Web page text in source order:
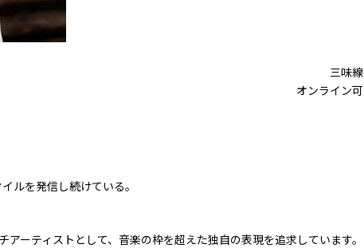
三味線
オンライン可
ルを発信し続けている。
ーティストとして、音楽の枠を超えた独自の表現を追求しています。